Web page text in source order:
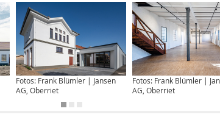
Fotos: Frank Blümler | Jansen
AG, Oberriet
Fotos: Frank Blümler |
AG, Oberriet